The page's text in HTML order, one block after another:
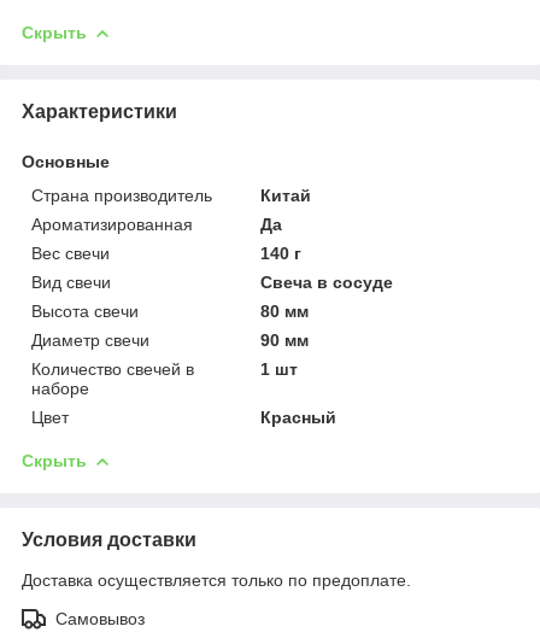
Скрыть
Характеристики
Основные
Страна производитель
Китай
Ароматизированная
Да
Вес свечи
140 г
Вид свечи
Свеча в сосуде
Высота свечи
80 мм
Диаметр свечи
90 мм
Количество свечей в
наборе
1 шт
Цвет Красный
Скрыть
Условия доставки
Доставка осуществляется только по предоплате.
Самовывоз